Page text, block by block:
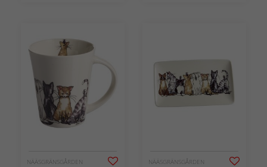
NÄÄSGRÄNSGÅRDEN NÄÄSGRÄNSGÅRDEN